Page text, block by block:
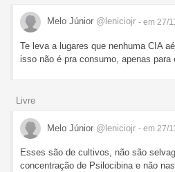
Melo Júnior @leniciojr - em 27/
Te leva a lugares que nenhuma CIA
isso não é pra consumo, apenas para
Livre
Melo Júnior @leniciojr - em 27/
Esses são de cultivos, não são
concentração de Psilocibina e não